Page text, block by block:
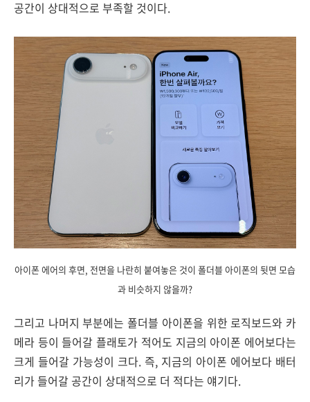
공간이 상대적으로 부족할 것이다.
아이폰 에어의 후면, 전면을 나란히 붙여놓은 것이 폴더블 아이폰의 뒷면 모습
과 비슷하지 않을까?
그리고 나머지 부분에는 폴더블 아이폰을 위한 로직보드와 카
메라 등이 들어갈 플래토가 적어도 지금의 아이폰 에어보다는
크게 들어갈 가능성이 크다. 즉, 지금의 아이폰 에어보다 배터
리가 들어갈 공간이 상대적으로 더 적다는 얘기다.